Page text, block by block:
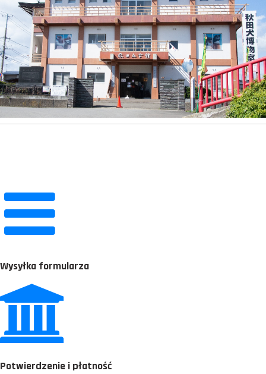
Wysyłka formularza
Potwierdzenie i płatność